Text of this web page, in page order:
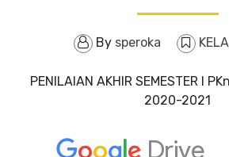
By speroka
PENILAIAN AKHIR SEMESTER I
2020-2021